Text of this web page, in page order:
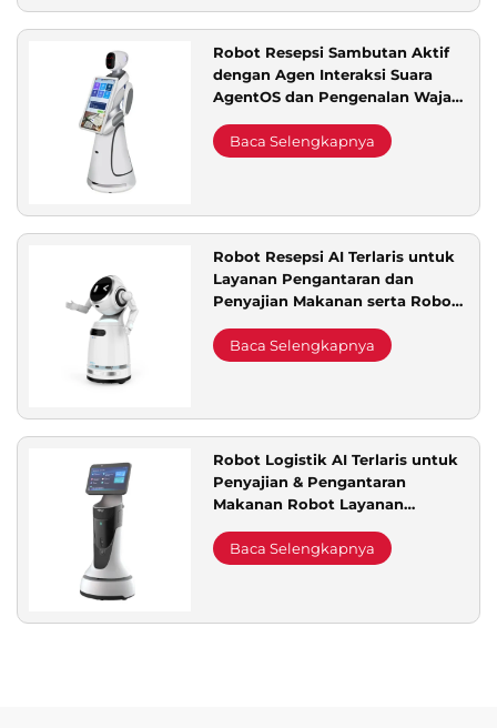
Robot Resepsi Sambutan Aktif
dengan Agen Interaksi Suara
AgentOS dan Pengenalan Wajah
dan Penjelasan Selamat Datang
Baca Selengkapnya
Robot Resepsi AI Terlaris untuk
Layanan Pengantaran dan
Penyajian Makanan serta Robot
Restoran & Hotel
Baca Selengkapnya
Robot Logistik AI Terlaris untuk
Penyajian & Pengantaran
Makanan Robot Layanan
Restoran & Hotel
Baca Selengkapnya